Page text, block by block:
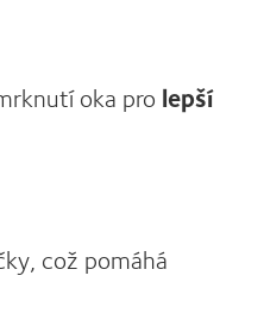
oka pro lepší
což pomáhá